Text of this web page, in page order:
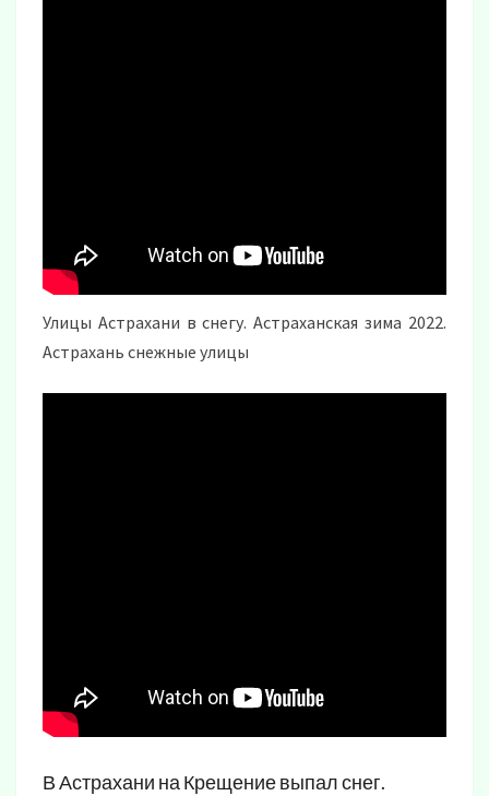
Улицы Астрахани в снегу. Астраханская зима 2022.
Астрахань снежные улицы
В Астрахани на Крещение выпал снег.